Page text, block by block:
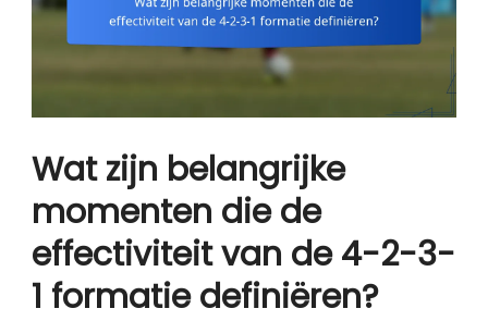
Wat zijn belangrijke
momenten die de
effectiviteit van de 4-2-3-
1 formatie definiëren?